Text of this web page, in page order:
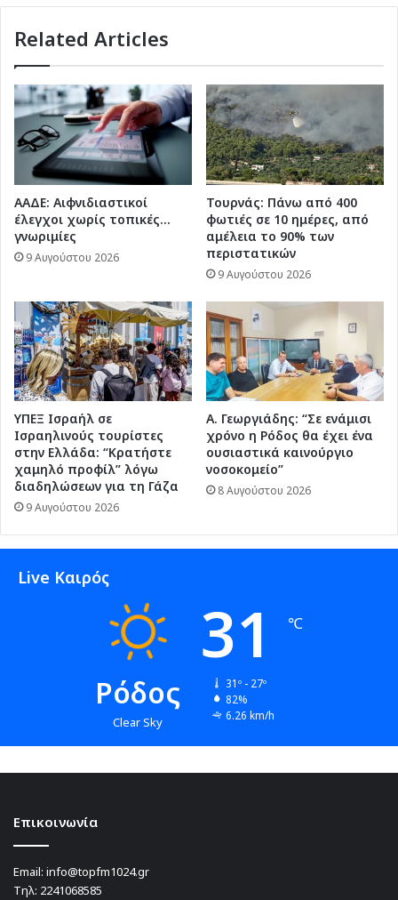
υπερβεί
Related Articles
ΑΑΔΕ: Αιφνιδιαστικοί
έλεγχοι χωρίς τοπικές…
γνωριμίες
9 Αυγούστου 2026
Τουρνάς: Πάνω από 400
φωτιές σε 10 ημέρες, από
αμέλεια το 90% των
περιστατικών
9 Αυγούστου 2026
ΥΠΕΞ Ισραήλ σε
Ισραηλινούς τουρίστες
στην Ελλάδα: “Κρατήστε
χαμηλό προφίλ” λόγω
διαδηλώσεων για τη Γάζα
9 Αυγούστου 2026
Α. Γεωργιάδης: “Σε ενάμισι
χρόνο η Ρόδος θα έχει ένα
ουσιαστικά καινούργιο
νοσοκομείο”
8 Αυγούστου 2026
Live Καιρός
Ρόδος
Clear Sky
31 ℃
31º - 27º
82%
6.26 km/h
Επικοινωνία
Email: info@topfm1024.gr
Τηλ: 2241068585